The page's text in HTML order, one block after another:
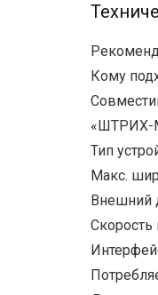
Кому
«ШТРИХ-
Тип
Макс.
Внешний
Скорость